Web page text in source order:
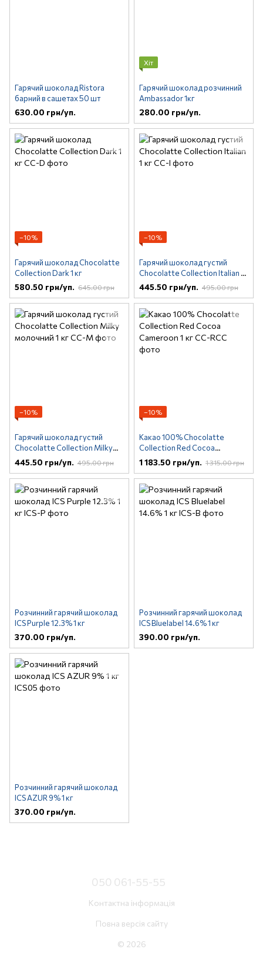
Гарячий шоколад Ristora
барний в сашетах 50 шт
630.00 грн/уп.
Хіт
Гарячий шоколад розчинний
Ambassador 1кг
280.00 грн/уп.
−10%
Гарячий шоколад Chocolatte
Collection Dark 1 кг
580.50 грн/уп. 645.00 грн
−10%
Гарячий шоколад густий
Chocolatte Collection Italian 1
кг
445.50 грн/уп. 495.00 грн
−10%
Гарячий шоколад густий
Chocolatte Collection Milky
молочний 1 кг
445.50 грн/уп. 495.00 грн
−10%
Какао 100% Chocolatte
Collection Red Cocoa
Cameroon 1 кг
1 183.50 грн/уп. 1 315.00 грн
Розчинний гарячий шоколад
ICS Purple 12.3% 1 кг
370.00 грн/уп.
Розчинний гарячий шоколад
ICS Bluelabel 14.6% 1 кг
390.00 грн/уп.
Розчинний гарячий шоколад
ICS AZUR 9% 1 кг
370.00 грн/уп.
050 061-55-55
Контактна інформація
Повна версія сайту
© 2026